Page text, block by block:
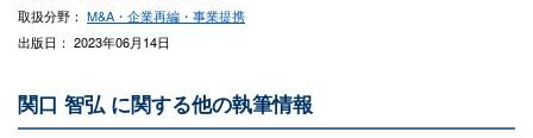
取扱分野： M&A・企業再編・事業提携
出版日： 2023年06月14日
関口 智弘 に関する他の執筆情報